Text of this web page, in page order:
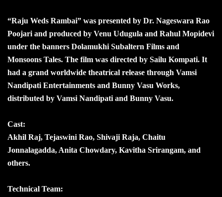
“Raju Weds Rambai” was presented by Dr. Nageswara Rao
Poojari and produced by Venu Udugula and Rahul Mopidevi
under the banners Dolamukhi Subaltern Films and
Monsoons Tales. The film was directed by Sailu Kompati. It
had a grand worldwide theatrical release through Vamsi
Nandipati Entertainments and Bunny Vasu Works,
distributed by Vamsi Nandipati and Bunny Vasu.
Cast:
Akhil Raj, Tejaswini Rao, Shivaji Raja, Chaitu
Jonnalagadda, Anita Chowdary, Kavitha Srirangam, and
others.
Technical Team: